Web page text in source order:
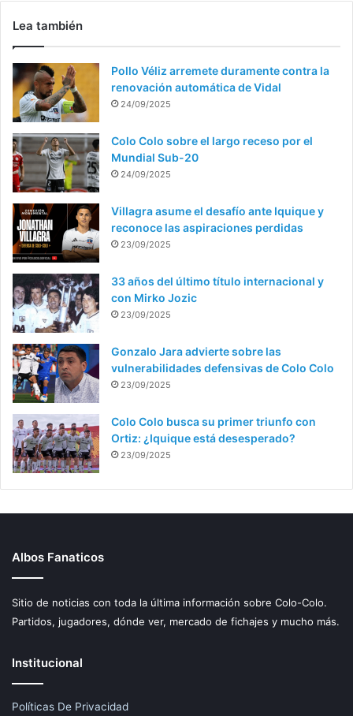
Lea también
Pollo Véliz arremete duramente contra la
renovación automática de Vidal
24/09/2025
Colo Colo sobre el largo receso por el
Mundial Sub-20
24/09/2025
Villagra asume el desafío ante Iquique y
reconoce las aspiraciones perdidas
23/09/2025
33 años del último título internacional y
con Mirko Jozic
23/09/2025
Gonzalo Jara advierte sobre las
vulnerabilidades defensivas de Colo Colo
23/09/2025
Colo Colo busca su primer triunfo con
Ortiz: ¿Iquique está desesperado?
23/09/2025
Albos Fanaticos
Sitio de noticias con toda la última información sobre Colo-Colo.
Partidos, jugadores, dónde ver, mercado de fichajes y mucho más.
Institucional
Políticas De Privacidad